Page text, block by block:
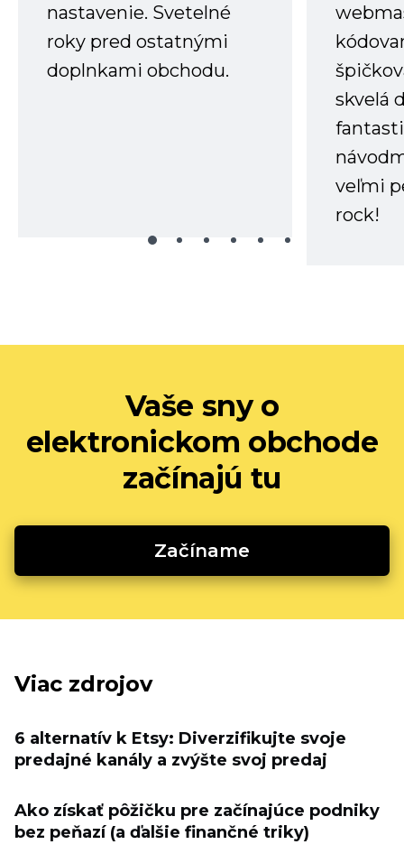
nastavenie. Svetelné
roky pred ostatnými
doplnkami obchodu.
skvelá
veľmi
rock!
Vaše sny o
elektronickom obchode
začínajú tu
Začíname
Viac zdrojov
6 alternatív k Etsy: Diverzifikujte svoje
predajné kanály a zvýšte svoj predaj
Ako získať pôžičku pre začínajúce podniky
bez peňazí (a ďalšie finančné triky)